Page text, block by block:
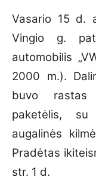
Vasario 15 d.
Vingio g.
automobilis
2000 m.).
buvo rastas
paketėlis, su
augalinės
Pradėtas
str. 1 d.